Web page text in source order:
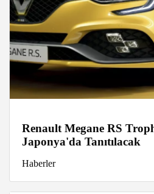
Renault Megane RS
Japonya'da Tanıtılacak
Haberler